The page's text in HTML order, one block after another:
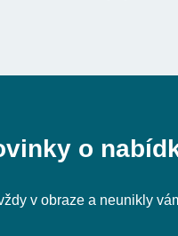
o
v obraze a neunikly